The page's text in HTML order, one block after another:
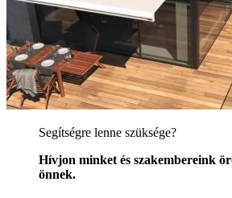
Segítségre lenne szüksége?
Hívjon minket és szakembereink
önnek.